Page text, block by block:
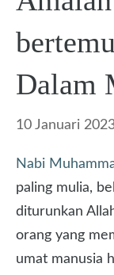
Dalam
10 Januari
Nabi
paling mulia,
diturunkan
orang yang
umat manusia